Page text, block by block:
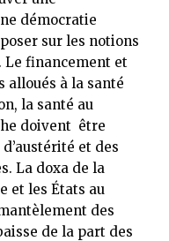
démocratie
sur les notions
Le financement et
alloués à la santé
la santé au
doivent être
et des
La doxa de la
et les États au
des
de la part des